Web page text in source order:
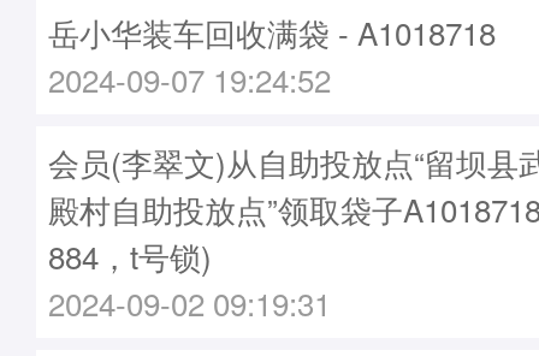
岳小华装车回收满袋 - A1018718
2024-09-07 19:24:52
会员(李翠文)从自助投放点“留坝县
殿村自助投放点”领取袋子
884，t号锁)
2024-09-02 09:19:31